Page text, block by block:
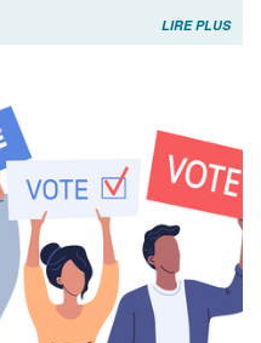
LIRE PLUS